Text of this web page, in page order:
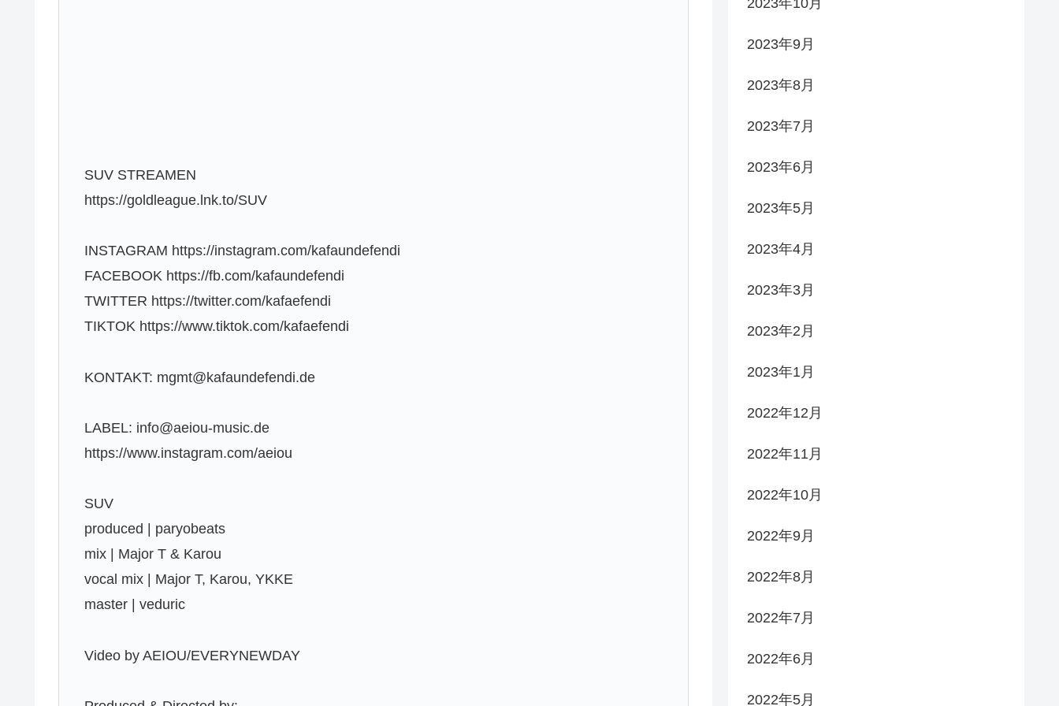
SUV STREAMEN
https://goldleague.lnk.to/SUV
INSTAGRAM https://instagram.com/kafaundefendi
FACEBOOK https://fb.com/kafaundefendi
TWITTER https://twitter.com/kafaefendi
TIKTOK https://www.tiktok.com/kafaefendi
KONTAKT: mgmt@kafaundefendi.de
LABEL: info@aeiou-music.de
https://www.instagram.com/aeiou
SUV
produced | paryobeats
mix | Major T & Karou
vocal mix | Major T, Karou, YKKE
master | veduric
Video by AEIOU/EVERYNEWDAY
2023年9月
2023年8月
2023年7月
2023年6月
2023年5月
2023年4月
2023年3月
2023年2月
2023年1月
2022年12月
2022年11月
2022年10月
2022年9月
2022年8月
2022年7月
2022年6月
2022年5月